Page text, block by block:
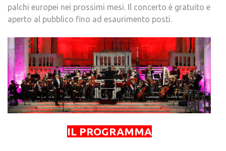
palchi europei nei prossimi mesi. Il concerto è gratuito e
aperto al pubblico fino ad esaurimento posti.
IL PROGRAMMA